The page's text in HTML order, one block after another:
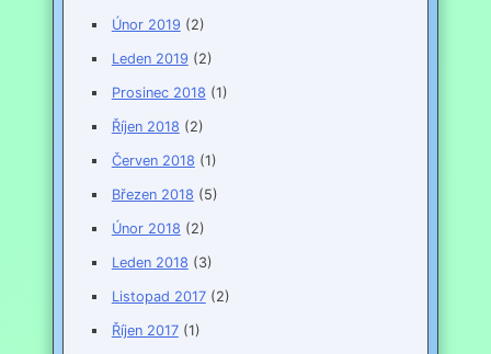
Únor 2019 (2)
Leden 2019 (2)
Prosinec 2018 (1)
Říjen 2018 (2)
Červen 2018 (1)
Březen 2018 (5)
Únor 2018 (2)
Leden 2018 (3)
Listopad 2017(2)
Říjen 2017(1)